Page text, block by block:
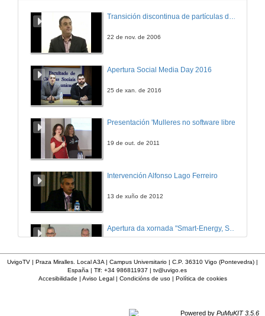
Transición discontinua de partículas de microgel termosensible
22 de nov. de 2006
Apertura Social Media Day 2016
25 de xan. de 2016
Presentación 'Mulleres no software libre'
19 de out. de 2011
Intervención Alfonso Lago Ferreiro
13 de xuño de 2012
Apertura da xornada "Smart-Energy, Smart-City"
Presentación web HCTech
UvigoTV | Praza Miralles. Local A3A | Campus Universitario | C.P. 36310 Vigo (Pontevedra) |
España | Tlf: +34 986811937 | tv@uvigo.es
Accesibilidade | Aviso Legal| Condicións de uso| Política de cookies
Powered by PuMuKIT 3.5.6